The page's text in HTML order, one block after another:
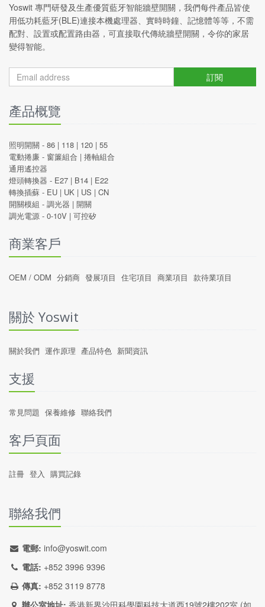
Yoswit 專門研發及生產優質藍牙智能牆壁開關，我們每件產品皆使
用低功耗藍牙(BLE)連接本機處理器、實時時鐘、記憶體等等，不需
配對、設置或配置路由器，可直接取代傳統牆壁開關，令你的家居
變得智能。
訂閱
產品概覽
照明開關 - 86 | 118 | 120 | 55
電動捲廉 - 窗簾組合 | 捲軸組合
通用遙控器
燈頭轉換器 - E27 | B14 | E22
轉換插蘇 - EU | UK | US | CN
開關模組 - 調光器 | 開關
調光電源 - 0-10V | 可控矽
商業客戶
OEM / ODM 分銷商 發展項目 住宅項目 商業項目 款待業項目
關於 Yoswit
關於我們 運作原理 產品特色 新聞資訊
支援
常見問題 保養維修 聯絡我們
客戶頁面
註冊 登入 購買記錄
聯絡我們
電郵: info@yoswit.com
電話: +852 3996 9396
傳真: +852 3119 8778
辦公室地址: 香港新界沙田科學園科技大道西19號2樓202室 (如